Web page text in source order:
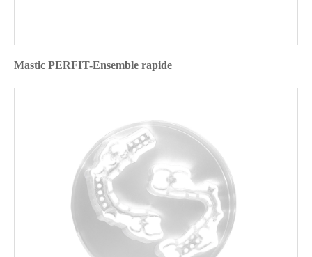
Mastic PERFIT-Ensemble rapide